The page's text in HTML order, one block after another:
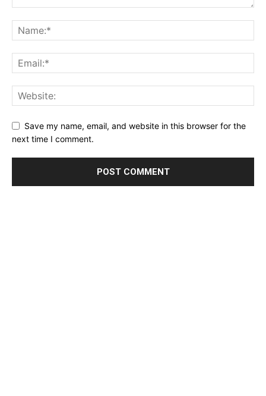
Save my name, email, and website in this browser for the
next time I comment.